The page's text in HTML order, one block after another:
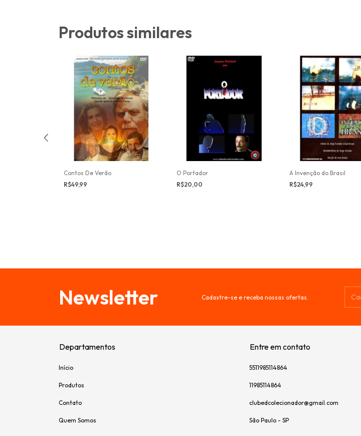
Produtos similares
Contos De Verão
R$49,99
O Portador
R$20,00
A Invenção do Brasil
R$24,99
Newsletter Cadastre-se e receba nossas ofertas.
Departamentos
Início
Produtos
Contato
Quem Somos
Entre em contato
5511985114864
11985114864
clubedcolecionador@gmail.com
São Paulo - SP